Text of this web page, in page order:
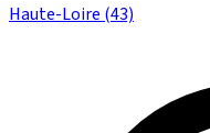
Haute-Loire (43)